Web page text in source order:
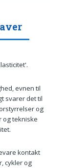
evnen til
svarer det til
og
og tekniske
kontakt
cykler og